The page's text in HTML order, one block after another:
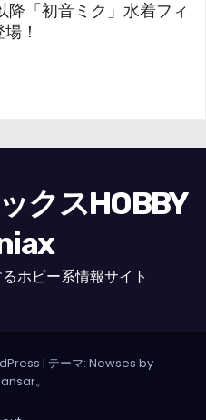
「初音ミク」水着フィ
！
クスHOBBY
ホビー系情報サイト
| テーマ: Newses by
。